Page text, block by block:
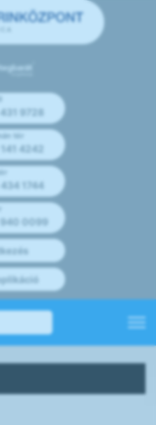
9728
tér
4242
1744
0099